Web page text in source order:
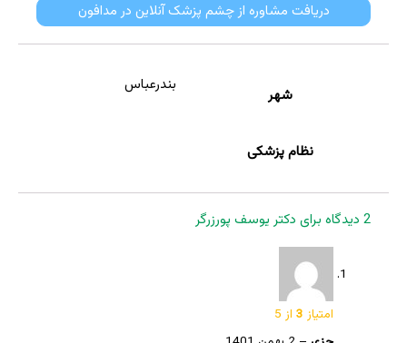
دریافت مشاوره از چشم پزشک آنلاین در مدافون
شهر
بندرعباس
نظام پزشکی
2 دیدگاه برای دکتر یوسف پورزرگر
امتیاز 3 از 5